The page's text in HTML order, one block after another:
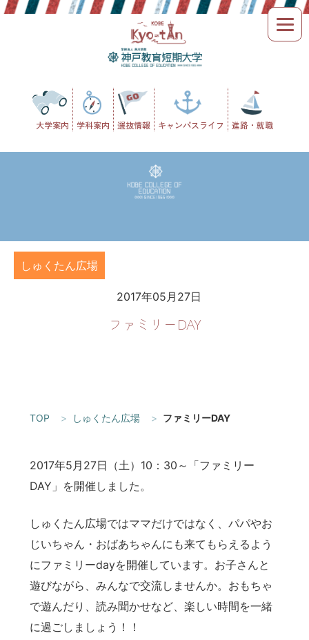
Skip
to
大学案内 学科案内 選抜情報 キャンパスライフ 進路・就職
しゅくたん広場
2017年05月27日
ファミリーDAY
TOP しゅくたん広場 ファミリーDAY
2017年5月27日（土）10：30～「ファミリー
DAY」を開催しました。
しゅくたん広場ではママだけではなく、パパやお
じいちゃん・おばあちゃんにも来てもらえるよう
にファミリーdayを開催しています。お子さんと
遊びながら、みんなで交流しませんか。おもちゃ
で遊んだり、読み聞かせなど、楽しい時間を一緒
に過ごしましょう！！